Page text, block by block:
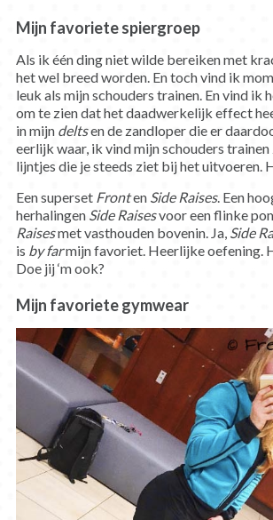
Mijn favoriete spiergroep
Als ik één ding niet wilde bereiken met
het wel breed worden. En toch vind ik
leuk als mijn schouders trainen. En vind ik
om te zien dat het daadwerkelijk effect
in mijn deltsen de zandloper die er
eerlijk waar, ik vind mijn schouders
lijntjes die je steeds ziet bij het uitvoeren.
Een superset Fronten Side Raises. Een
herhalingen Side Raisesvoor een flinke
Raisesmet vasthouden bovenin. Ja, Side
is by farmijn favoriet. Heerlijke oefening.
Doe jij ‘m ook?
Mijn favoriete gymwear